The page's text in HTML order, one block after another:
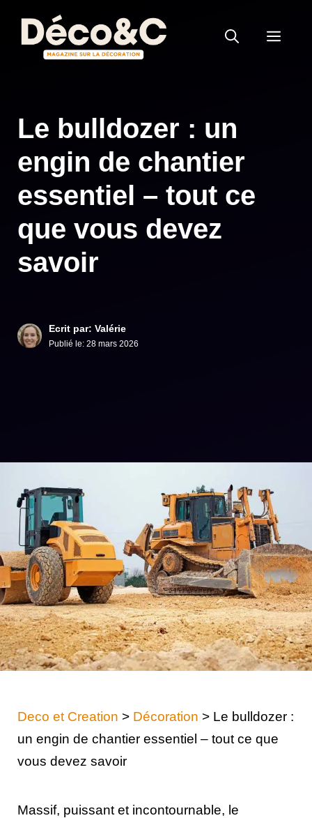
contenu
Le bulldozer : un
engin de chantier
essentiel – tout ce
que vous devez
savoir
Ecrit par: Valérie
Publié le: 28 mars 2026
Deco et Creation > Décoration > Le bulldozer :
un engin de chantier essentiel – tout ce que
vous devez savoir
Massif, puissant et incontournable, le